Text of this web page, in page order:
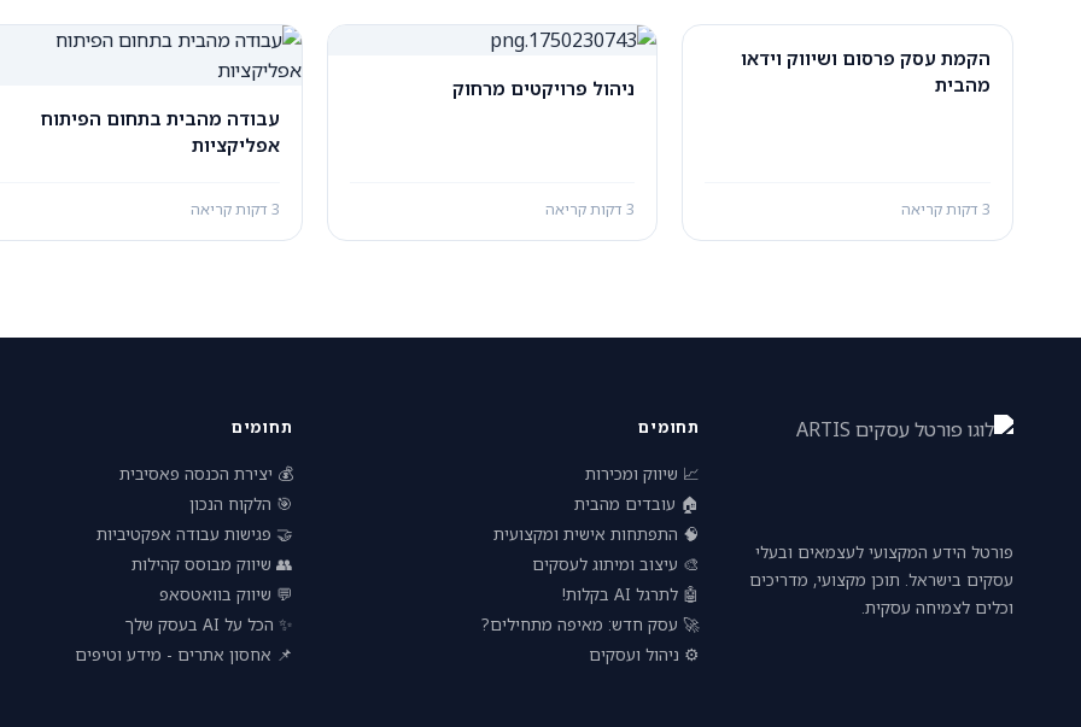
הקמת עסק פרסום ושיווק וידאו
מהבית
3 דקות קריאה
ניהול פרויקטים מרחוק
3 דקות קריאה
עבודה מהבית בתחום הפיתוח
אפליקציות
3 דקות קריאה
פורטל הידע המקצועי לעצמאים ובעלי
עסקים בישראל. תוכן מקצועי, מדריכים
וכלים לצמיחה עסקית.
תחומים
📈 שיווק ומכירות
🏠 עובדים מהבית
🧠 התפתחות אישית ומקצועית
🎨 עיצוב ומיתוג לעסקים
🤖 לתרגל AI בקלות!
🚀 עסק חדש: מאיפה מתחילים?
⚙️ ניהול ועסקים
תחומים
💰 יצירת הכנסה פאסיבית
🎯 הלקוח הנכון
🤝 פגישות עבודה אפקטיביות
👥 שיווק מבוסס קהילות
💬 שיווק בוואטסאפ
✨ הכל על AI בעסק שלך
📌 אחסון אתרים - מידע וטיפים